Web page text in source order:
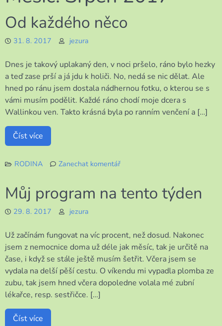
Od každého něco
31. 8. 2017 jezura
Dnes je takový uplakaný den, v noci pršelo, ráno bylo hezky
a teď zase prší a já jdu k holiči. No, nedá se nic dělat. Ale
hned po ránu jsem dostala nádhernou fotku, o kterou se s
vámi musím podělit. Každé ráno chodí moje dcera s
Wallinkou ven. Takto krásná byla po ranním venčení a […]
Číst více
RODINA
Zanechat komentář
každého
Můj program na tento týden
29. 8. 2017 jezura
Už začínám fungovat na víc procent, než dosud. Nakonec
jsem z nemocnice doma už déle jak měsíc, tak je určitě na
čase, i když se stále ještě musím šetřit. Včera jsem se
vydala na delší pěší cestu. O víkendu mi vypadla plomba ze
zubu, tak jsem hned včera dopoledne volala mé zubní
lékařce, resp. sestřičce. […]
Číst více